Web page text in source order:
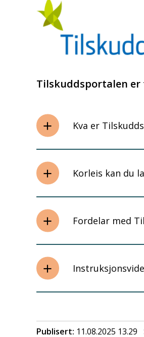
Tilskuddsportalen er
Kva er
Korleis kan du
Fordelar med
Publisert 11.08.2025 13.29